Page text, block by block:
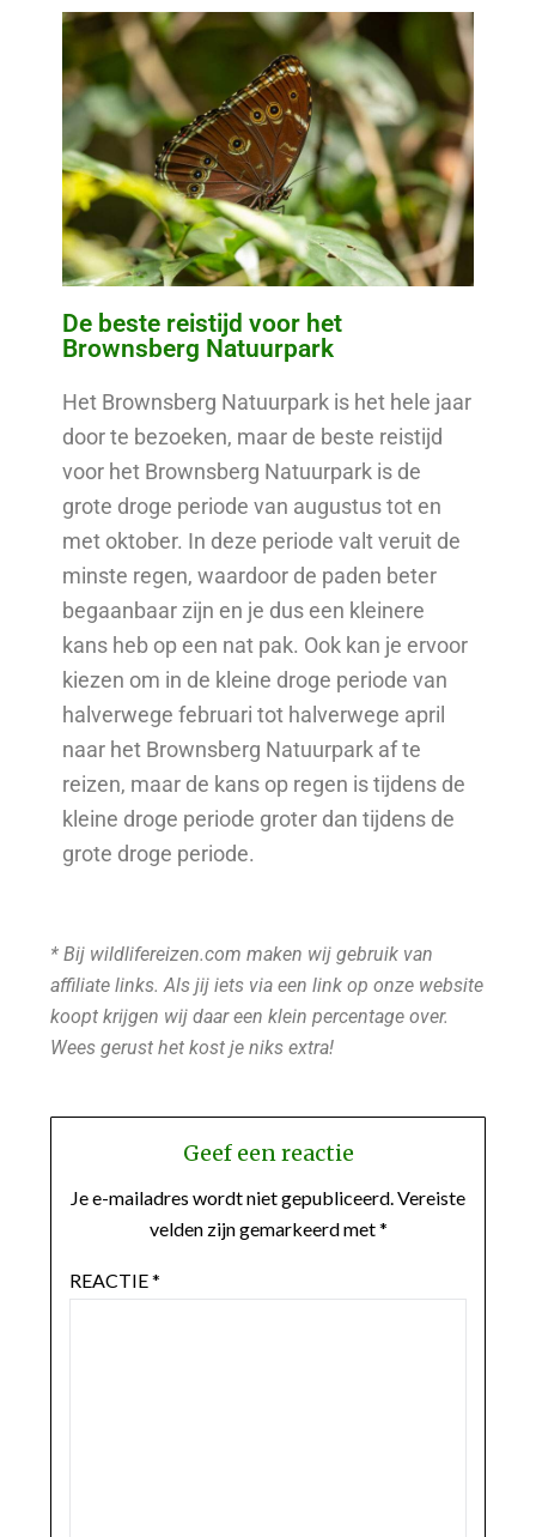
De beste reistijd voor het
Brownsberg Natuurpark
Het Brownsberg Natuurpark is het hele jaar
door te bezoeken, maar de beste reistijd
voor het Brownsberg Natuurpark is de
grote droge periode van augustus tot en
met oktober. In deze periode valt veruit de
minste regen, waardoor de paden beter
begaanbaar zijn en je dus een kleinere
kans heb op een nat pak. Ook kan je ervoor
kiezen om in de kleine droge periode van
halverwege februari tot halverwege april
naar het Brownsberg Natuurpark af te
reizen, maar de kans op regen is tijdens de
kleine droge periode groter dan tijdens de
grote droge periode.
* Bij wildlifereizen.com maken wij gebruik van
affiliate links. Als jij iets via een link op onze website
koopt krijgen wij daar een klein percentage over.
Wees gerust het kost je niks extra!
Geef een reactie
Je e-mailadres wordt niet gepubliceerd. Vereiste
velden zijn gemarkeerd met*
REACTIE*